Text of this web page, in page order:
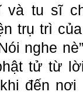
và tu sĩ
trụ trì
nghe
tử từ
đến nơi